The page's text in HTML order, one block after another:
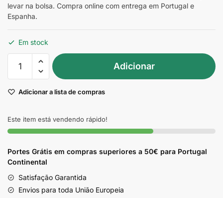
levar na bolsa. Compra online com entrega em Portugal e
Espanha.
Em stock
Quantidade
Doce
40g
Adicionar
Adicionar a lista de compras
Este item está vendendo rápido!
Portes Grátis em compras superiores a 50€ para Portugal
Continental
Satisfação Garantida
Envios para toda União Europeia